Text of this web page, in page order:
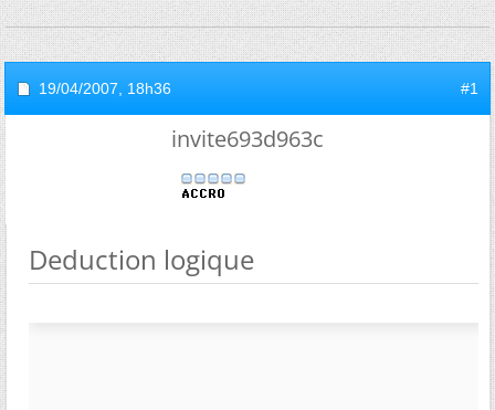
19/04/2007, 18h36 #1
invite693d963c
Deduction logique